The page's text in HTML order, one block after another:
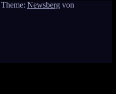
Theme: Newsberg von